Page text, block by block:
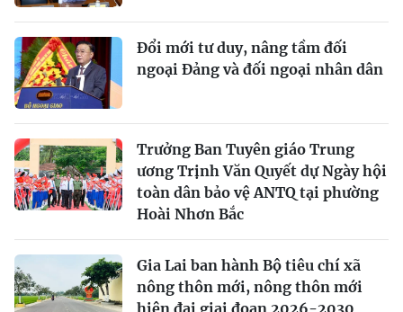
Đổi mới tư duy, nâng tầm đối
ngoại Đảng và đối ngoại nhân dân
Trưởng Ban Tuyên giáo Trung
ương Trịnh Văn Quyết dự Ngày hội
toàn dân bảo vệ ANTQ tại phường
Hoài Nhơn Bắc
Gia Lai ban hành Bộ tiêu chí xã
nông thôn mới, nông thôn mới